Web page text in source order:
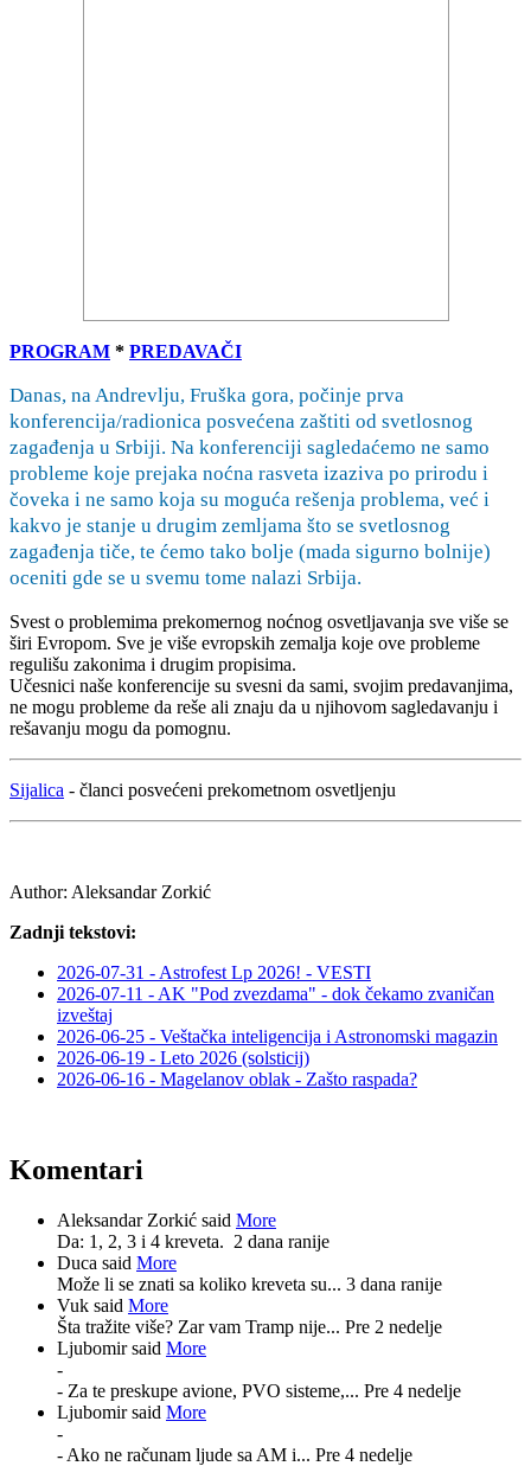
PROGRAM * PREDAVAČI
Danas, na Andrevlju, Fruška gora, počinje prva
konferencija/radionica posvećena zaštiti od svetlosnog
zagađenja u Srbiji. Na konferenciji sagledaćemo ne samo
probleme koje prejaka noćna rasveta izaziva po prirodu i
čoveka i ne samo koja su moguća rešenja problema, već i
kakvo je stanje u drugim zemljama što se svetlosnog
zagađenja tiče, te ćemo tako bolje (mada sigurno bolnije)
oceniti gde se u svemu tome nalazi Srbija.
Svest o problemima prekomernog noćnog osvetljavanja sve više se
širi Evropom. Sve je više evropskih zemalja koje ove probleme
regulišu zakonima i drugim propisima.
Učesnici naše konferencije su svesni da sami, svojim predavanjima,
ne mogu probleme da reše ali znaju da u njihovom sagledavanju i
rešavanju mogu da pomognu.
Sijalica - članci posvećeni prekometnom osvetljenju
Author: Aleksandar Zorkić
Zadnji tekstovi:
2026-07-31 - Astrofest Lp 2026! - VESTI
2026-07-11 - AK "Pod zvezdama" - dok čekamo zvaničan
izveštaj
2026-06-25 - Veštačka inteligencija i Astronomski magazin
2026-06-19 - Leto 2026 (solsticij)
2026-06-16 - Magelanov oblak - Zašto raspada?
Komentari
Aleksandar Zorkić said More
Da: 1, 2, 3 i 4 kreveta. 2 dana ranije
Duca said More
Može li se znati sa koliko kreveta su... 3 dana ranije
Vuk said More
Šta tražite više? Zar vam Tramp nije... Pre 2 nedelje
Ljubomir said More
-
- Za te preskupe avione, PVO sisteme,... Pre 4 nedelje
Ljubomir said More
-
- Ako ne računam ljude sa AM i... Pre 4 nedelje